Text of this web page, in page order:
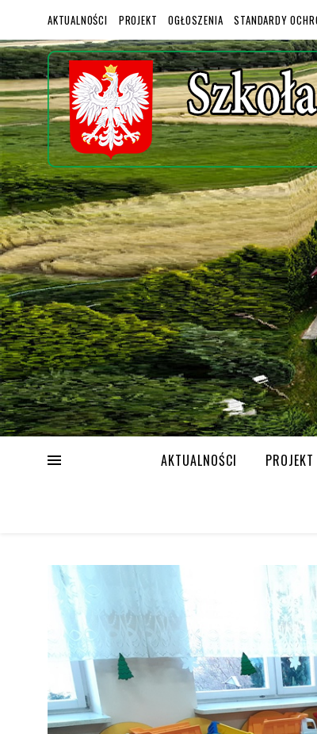
AKTUALNOŚCI PROJEKT OGŁOSZENIA STANDARDY
AKTUALNOŚCI PROJEKT